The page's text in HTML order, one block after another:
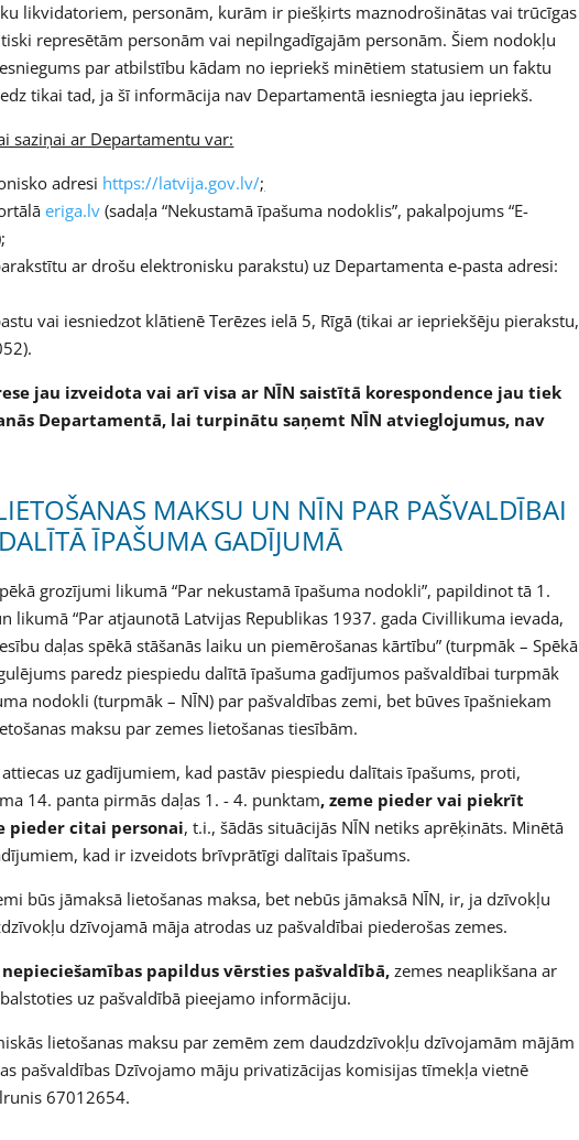
likvidatoriem, personām, kurām ir piešķirts maznodrošinātas vai trūcīgas
represētām personām vai nepilngadīgajām personām. Šiem nodokļu
par atbilstību kādam no iepriekš minētiem statusiem un faktu
tikai tad, ja šī informācija nav Departamentā iesniegta jau iepriekš.
saziņai ar Departamentu var:
adresi https://latvija.gov.lv/;
eriga.lv (sadaļa “Nekustamā īpašuma nodoklis”, pakalpojums “E-
ar drošu elektronisku parakstu) uz Departamenta e-pasta adresi:
vai iesniedzot klātienē Terēzes ielā 5, Rīgā (tikai ar iepriekšēju pierakstu,
jau izveidota vai arī visa ar NĪN saistītā korespondence jau tiek
Departamentā, lai turpinātu saņemt NĪN atvieglojumus, nav
MAKSU UN NĪN PAR PAŠVALDĪBAI
ĪPAŠUMA GADĪJUMĀ
grozījumi likumā “Par nekustamā īpašuma nodokli”, papildinot tā 1.
likumā “Par atjaunotā Latvijas Republikas 1937. gada Civillikuma ievada,
daļas spēkā stāšanās laiku un piemērošanas kārtību” (turpmāk – Spēkā
paredz piespiedu dalītā īpašuma gadījumos pašvaldībai turpmāk
nodokli (turpmāk – NĪN) par pašvaldības zemi, bet būves īpašniekam
maksu par zemes lietošanas tiesībām.
uz gadījumiem, kad pastāv piespiedu dalītais īpašums, proti,
14. panta pirmās daļas 1. - 4. punktam, zeme pieder vai piekrīt
pieder citai personai, t.i., šādās situācijās NĪN netiks aprēķināts. Minētā
kad ir izveidots brīvprātīgi dalītais īpašums.
būs jāmaksā lietošanas maksa, bet nebūs jāmaksā NĪN, ir, ja dzīvokļu
dzīvojamā māja atrodas uz pašvaldībai piederošas zemes.
papildus vērsties pašvaldībā,zemes neaplikšana ar
uz pašvaldībā pieejamo informāciju.
lietošanas maksu par zemēm zem daudzdzīvokļu dzīvojamām mājām
pašvaldības Dzīvojamo māju privatizācijas komisijas tīmekļa vietnē
67012654.